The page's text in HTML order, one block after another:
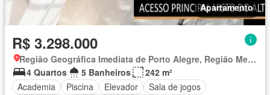
Apartamento
R$ 3.298.000
Região Geográfica Imediata de Porto Alegre, Região Metropolitana de Porto Alegre
4 Quartos
5 Banheiros
242 m²
Academia
Piscina Elevador
Sala de jogos